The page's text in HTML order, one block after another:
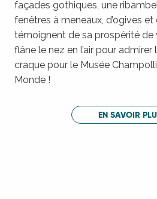
façades gothiques, une
fenêtres à meneaux, d’ogives
témoignent de sa prospérité de
flâne le nez en l’air pour
craque pour le Musée
Monde !
EN SAVOIR